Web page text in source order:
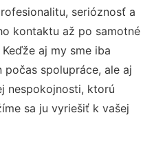
serióznosť a
kontaktu až po samotné
aj my sme iba
počas spolupráce, ale aj
nespokojnosti, ktorú
sa ju vyriešiť k vašej